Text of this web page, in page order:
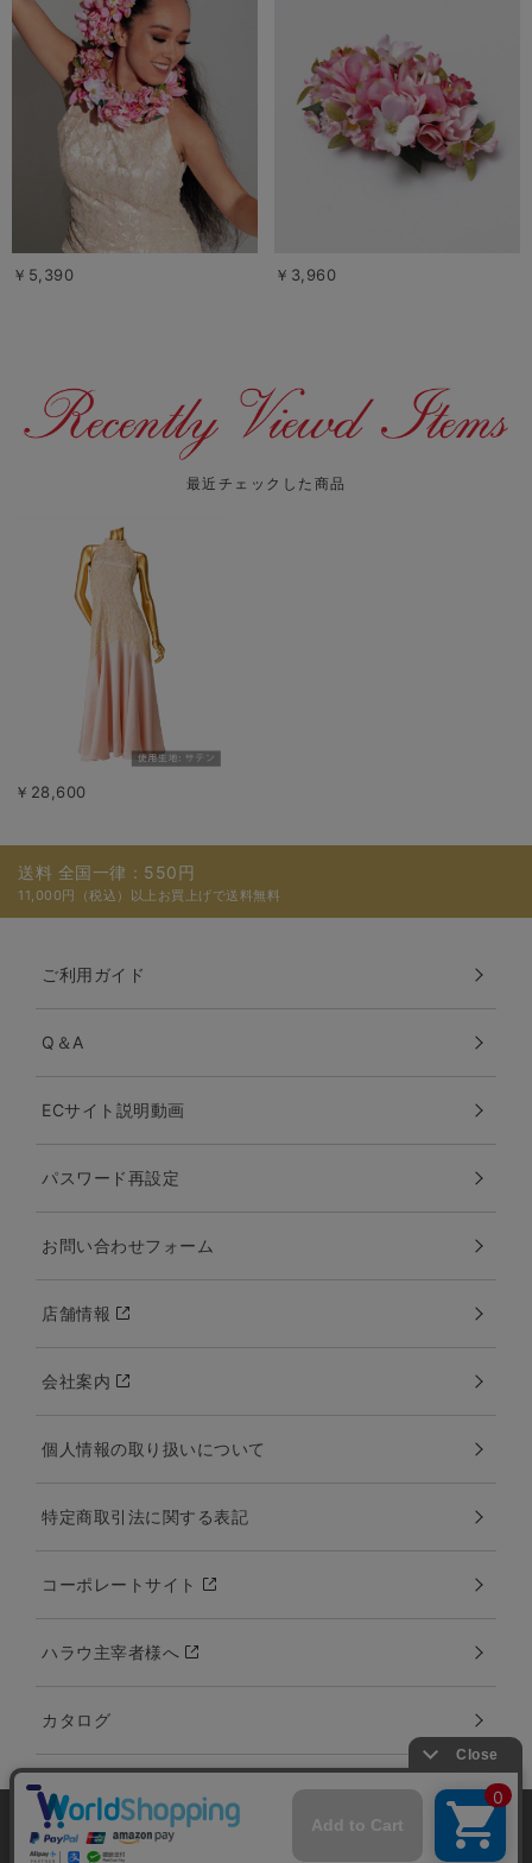
￥5,390 ￥3,960
最近チェックした商品
￥28,600
送料 全国一律：550円
11,000円（税込）以上お買上げで送料無料
ご利用ガイド
Q＆A
ECサイト説明動画
パスワード再設定
お問い合わせフォーム
店舗情報
会社案内
個人情報の取り扱いについて
特定商取引法に関する表記
コーポレートサイト
ハラウ主宰者様へ
カタログ
当サイトではユーザーの利便性向上やサイト改
善のためにCookieを使用しています。 詳細につ